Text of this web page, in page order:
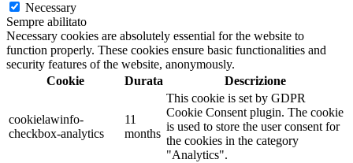
Necessary
Sempre abilitato
Necessary cookies are absolutely essential for the website to
function properly. These cookies ensure basic functionalities and
security features of the website, anonymously.
Cookie
Durata Descrizione
cookielawinfo-
checkbox-analytics
11
months
This cookie is set by GDPR
Cookie Consent plugin. The cookie
is used to store the user consent for
the cookies in the category
"Analytics".